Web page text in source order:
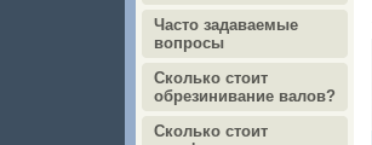
Часто задаваемые
вопросы
Сколько стоит
обрезинивание валов?
Сколько стоит